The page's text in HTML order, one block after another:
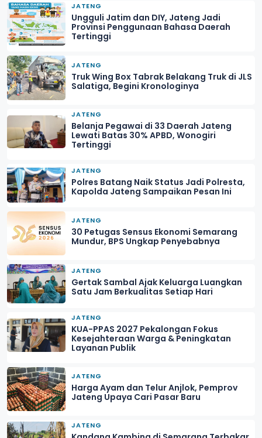
JATENG
Ungguli Jatim dan DIY, Jateng Jadi
Provinsi Penggunaan Bahasa Daerah
Tertinggi
JATENG
Truk Wing Box Tabrak Belakang Truk di JLS
Salatiga, Begini Kronologinya
JATENG
Belanja Pegawai di 33 Daerah Jateng
Lewati Batas 30% APBD, Wonogiri
Tertinggi
JATENG
Polres Batang Naik Status Jadi Polresta,
Kapolda Jateng Sampaikan Pesan Ini
JATENG
30 Petugas Sensus Ekonomi Semarang
Mundur, BPS Ungkap Penyebabnya
JATENG
Gertak Sambal Ajak Keluarga Luangkan
Satu Jam Berkualitas Setiap Hari
JATENG
KUA-PPAS 2027 Pekalongan Fokus
Kesejahteraan Warga & Peningkatan
Layanan Publik
JATENG
Harga Ayam dan Telur Anjlok, Pemprov
Jateng Upaya Cari Pasar Baru
JATENG